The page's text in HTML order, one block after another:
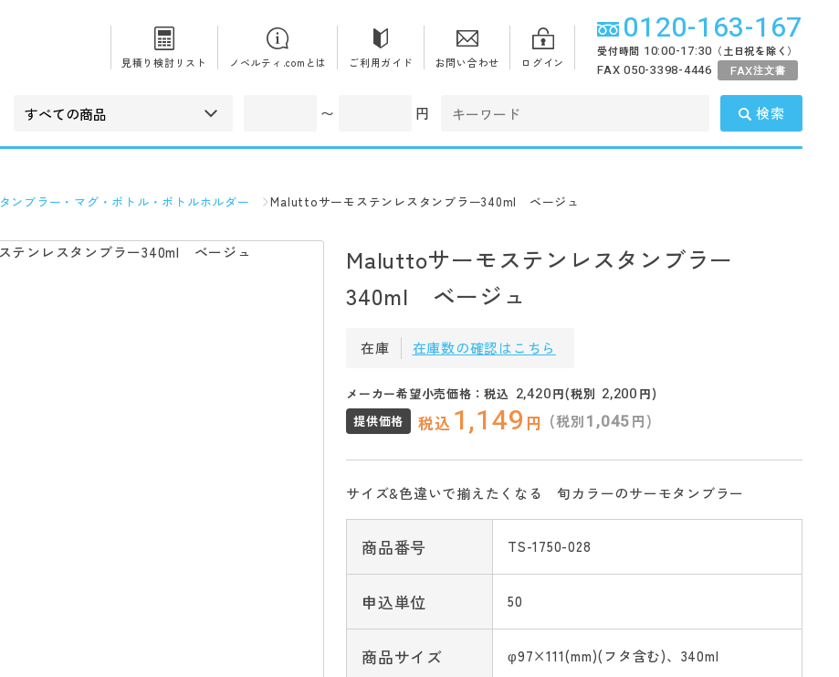
見積り検討リスト
ノベルティ.comとは ご利用ガイド お問い合わせ ログイン
0120-163-167
受付時間 10:00-17:30 （土日祝を除く）
FAX 050-3398-4446 FAX注文書
〜 円 検索
タンブラー・マグ・ボトル・ボトルホルダー Maluttoサーモステンレスタンブラー340ml ベージュ
Maluttoサーモステンレスタンブラー
340ml ベージュ
在庫 在庫数の確認はこちら
メーカー希望小売価格：税込 2,420円(税別 2,200 円)
提供価格
税込 1,149 円 (税別1,045円)
サイズ&色違いで揃えたくなる 旬カラーのサーモタンブラー
商品番号 TS-1750-028
申込単位 50
商品サイズ φ97×111(mm)(フタ含む)、340ml